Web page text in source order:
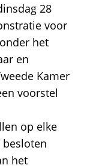
28
voor
het
en
Kamer
voorstel
op elke
het